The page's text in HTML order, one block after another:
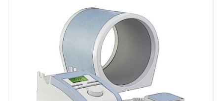
человека, что можно использовать
новейшие разработки для лечения,
профилактики и ведения здорового
образа жизни. Ведь решение проблем
клиента, связанных со здоровьем, – это
приоритетная задача Компании «СТЛ»!